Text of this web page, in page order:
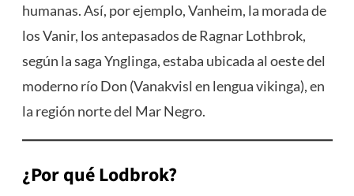
humanas. Así, por ejemplo, Vanheim, la morada de
los Vanir, los antepasados ​​​​de Ragnar Lothbrok,
según la saga Ynglinga, estaba ubicada al oeste del
moderno río Don (Vanakvisl en lengua vikinga), en
la región norte del Mar Negro.
¿Por qué Lodbrok?